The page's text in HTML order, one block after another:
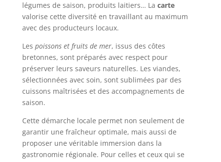
légumes de saison, produits laitiers… La carte
valorise cette diversité en travaillant au maximum
avec des producteurs locaux.
Les poissons et fruits de mer, issus des côtes
bretonnes, sont préparés avec respect pour
préserver leurs saveurs naturelles. Les viandes,
sélectionnées avec soin, sont sublimées par des
cuissons maîtrisées et des accompagnements de
saison.
Cette démarche locale permet non seulement de
garantir une fraîcheur optimale, mais aussi de
proposer une véritable immersion dans la
gastronomie régionale. Pour celles et ceux qui se